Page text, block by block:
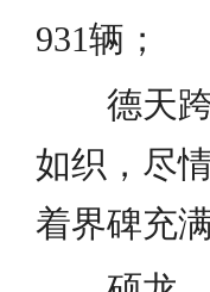
931辆；
德天
如织，尽
着界碑充